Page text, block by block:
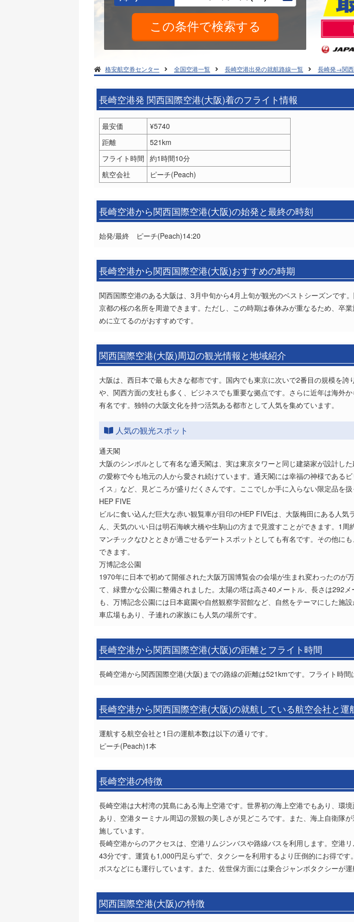
格安航空券センター 全国空港一覧 長崎空港出発の就航路線一覧 長崎発→関
長崎空港発 関西国際空港(大阪)着のフライト情報
最安価
¥5740
距離
521km
フライト時間 約1時間10分
航空会社
ピーチ(Peach)
長崎空港から関西国際空港(大阪)の始発と最終の時刻
始発/最終 ピーチ(Peach)14:20
長崎空港から関西国際空港(大阪)おすすめの時期
関西国際空港のある大阪は、3月中旬から4月上旬が観光のベストシーズンです
京都の桜の名所を周遊できます。ただし、この時期は春休みが重なるため、卒
めに立てるのがおすすめです。
関西国際空港(大阪)周辺の観光情報と地域紹介
大阪は、西日本で最も大きな都市です。国内でも東京に次いで2番目の規模を
や、関西方面の支社も多く、ビジネスでも重要な拠点です。さらに近年は海外
有名です。独特の大阪文化を持つ活気ある都市として人気を集めています。
人気の観光スポット
通天閣
大阪のシンボルとして有名な通天閣は、実は東京タワーと同じ建築家が設計し
の愛称で今も地元の人から愛され続けています。通天閣には幸福の神様である
イス」など、見どころが盛りだくさんです。ここでしか手に入らない限定品を
HEP FIVE
ビルに食い込んだ巨大な赤い観覧車が目印のHEP FIVEは、大阪梅田にある人
ん、天気のいい日は明石海峡大橋や生駒山の方まで見渡すことができます。1
マンチックなひとときが過ごせるデートスポットとしても有名です。その他に
できます。
万博記念公園
1970年に日本で初めて開催された大阪万国博覧会の会場が生まれ変わったの
て、緑豊かな公園に整備されました。太陽の塔は高さ40メートル、長さは292
も、万博記念公園には日本庭園や自然観察学習館など、自然をテーマにした施
車広場もあり、子連れの家族にも人気の場所です。
長崎空港から関西国際空港(大阪)の距離とフライト時間
長崎空港から関西国際空港(大阪)までの路線の距離は521kmです。フライト時間
長崎空港から関西国際空港(大阪)の就航している航空会社と運
運航する航空会社と1日の運航本数は以下の通りです。
ピーチ(Peach)1本
長崎空港の特徴
長崎空港は大村湾の箕島にある海上空港です。世界初の海上空港でもあり、環
あり、空港ターミナル周辺の景観の美しさが見どころです。また、海上自衛隊
施しています。
長崎空港からのアクセスは、空港リムジンバスや路線バスを利用します。空港
43分です。運賃も1,000円足らずで、タクシーを利用するより圧倒的にお得で
ボスなどにも運行しています。また、佐世保方面には乗合ジャンボタクシーが
関西国際空港(大阪)の特徴